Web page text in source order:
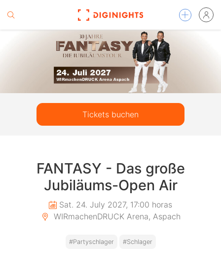
Tickets buchen
FANTASY - Das große
Jubiläums-Open Air
Sat. 24. July 2027, 17:00 horas
WIRmachenDRUCK Arena, Aspach
#Partyschlager #Schlager